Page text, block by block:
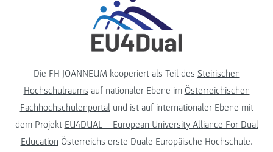
Die FH JOANNEUM kooperiert als Teil des Steirischen
Hochschulraums auf nationaler Ebene im Österreichischen
Fachhochschulenportalund ist auf internationaler Ebene mit
dem Projekt EU4DUAL – European University Alliance For Dual
Education Österreichs erste Duale Europäische Hochschule.